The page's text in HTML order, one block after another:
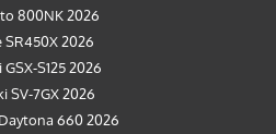
800NK 2026
SR450X 2026
GSX-S125 2026
SV-7GX 2026
660 2026